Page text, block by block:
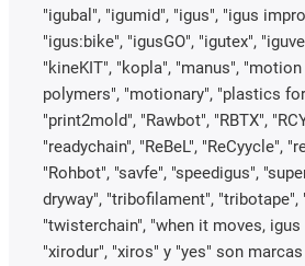
"igubal", "igumid", "igus", "igus
"igus:bike", "igusGO", "igutex",
"kineKIT", "kopla", "manus",
polymers", "motionary", "plastics
"print2mold", "Rawbot", "RBTX",
"readychain", "ReBeL", "ReCyycle",
"Rohbot", "savfe", "speedigus",
dryway", "tribofilament", "tribotape",
"twisterchain", "when it moves,
"xirodur", "xiros" y "yes" son